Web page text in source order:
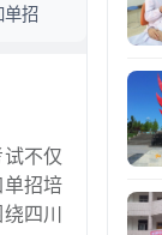
单招
不仅
招培
四川